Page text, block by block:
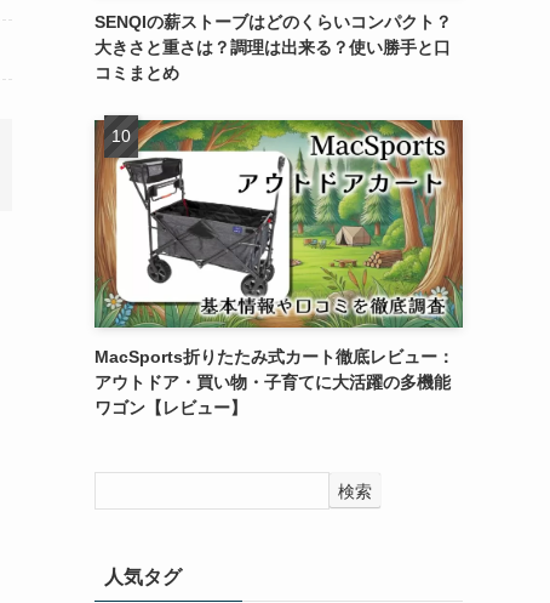
SENQIの薪ストーブはどのくらいコンパクト？
大きさと重さは？調理は出来る？使い勝手と口
コミまとめ
MacSports折りたたみ式カート徹底レビュー：
アウトドア・買い物・子育てに大活躍の多機能
ワゴン【レビュー】
検索
人気タグ